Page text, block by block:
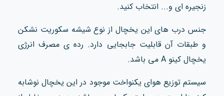
زنجیره ای و... انتخاب کنید.
جنس درب های این یخچال از نوع شیشه سکوریت نشکن
و طبقات آن قابلیت جابجایی دارد. رده ی مصرف انرژی
یخچال کینو A می باشد.
سیستم توزیع هوای یکنواخت موجود در این یخچال نوشابه